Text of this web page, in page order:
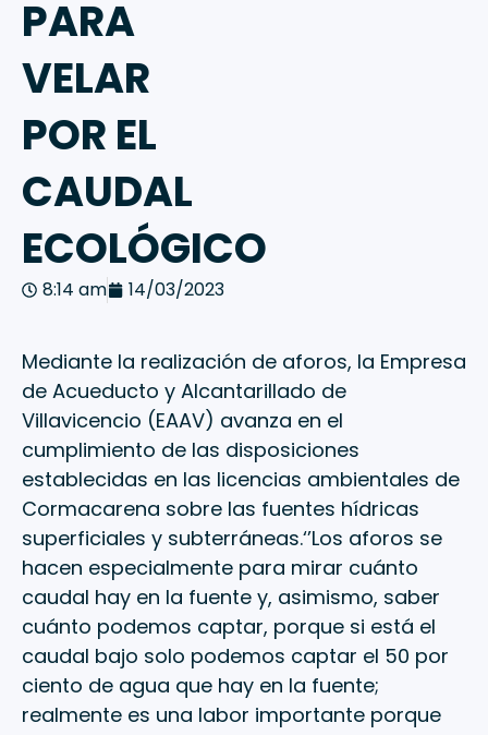
PARA
VELAR
POR EL
CAUDAL
ECOLÓGICO
8:14 am 14/03/2023
Mediante la realización de aforos, la Empresa
de Acueducto y Alcantarillado de
Villavicencio (EAAV) avanza en el
cumplimiento de las disposiciones
establecidas en las licencias ambientales de
Cormacarena sobre las fuentes hídricas
superficiales y subterráneas.‘’Los aforos se
hacen especialmente para mirar cuánto
caudal hay en la fuente y, asimismo, saber
cuánto podemos captar, porque si está el
caudal bajo solo podemos captar el 50 por
ciento de agua que hay en la fuente;
realmente es una labor importante porque